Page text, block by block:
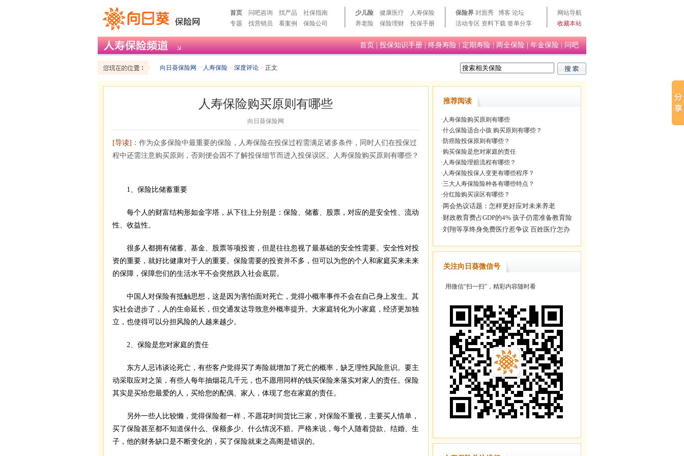
首页 问吧咨询 找产品
社保指南
专题
找营销员 看案例 保险公司
少儿险 健康医疗
人寿保险
养老险
保险理财 投保手册
保险界 封面秀 博客 论坛
活动专区 资料下载 签单分享
网站导航
收藏本站
首页|投保知识手册|终身寿险|定期寿险|两全保险|年金保险|问吧
向日葵保险网 > 人寿保险 > 深度评论 > 正文
人寿保险购买原则有哪些
向日葵保险网
[导读] ：作为众多保险中最重要的保险，人寿保险在投保过程需满足诸多条件，同时人们在投保过
程中还需注意购买原则，否则便会因不了解投保细节而进入投保误区。人寿保险购买原则有哪些？
1、保险比储蓄重要
每个人的财富结构形如金字塔，从下往上分别是：保险、储蓄、股票，对应的是安全性、流动
性、收益性。
很多人都拥有储蓄、基金、股票等项投资，但是往往忽视了最基础的安全性需要。安全性对投
资的重要，就好比健康对于人的重要。保险需要的投资并不多，但可以为您的个人和家庭买来未来
的保障，保障您们的生活水平不会突然跌入社会底层。
中国人对保险有抵触思想，这是因为害怕面对死亡，觉得小概率事件不会在自己身上发生。其
实社会进步了，人的生命延长，但交通发达导致意外概率提升。大家庭转化为小家庭，经济更加独
立，也使得可以分担风险的人越来越少。
2、保险是您对家庭的责任
东方人忌讳谈论死亡，有些客户觉得买了寿险就增加了死亡的概率，缺乏理性风险意识。要主
动采取应对之策，有些人每年抽烟花几千元，也不愿用同样的钱买保险来落实对家人的责任。保险
其实是买给您最爱的人，买给您的配偶、家人，体现了您在家庭的责任。
另外一些人比较懒，觉得保险都一样，不愿花时间货比三家，对保险不重视，主要买人情单，
买了保险甚至都不知道保什么、保额多少、什么情况不赔。严格来说，每个人随着贷款、结婚、生
子，他的财务缺口是不断变化的，买了保险就束之高阁是错误的。
推荐阅读
· 人寿保险购买原则有哪些
·什么保险适合小孩 购买原则有哪些？
·防癌险投保原则有哪些？
·购买保险是您对家庭的责任
· 人寿保险理赔流程有哪些？
· 人寿保险投保人变更有哪些程序？
·三大人寿保险险种各有哪些特点？
·分红险购买误区有哪些？
关注向日葵微信号
用微信“扫一扫”，精彩内容随时看